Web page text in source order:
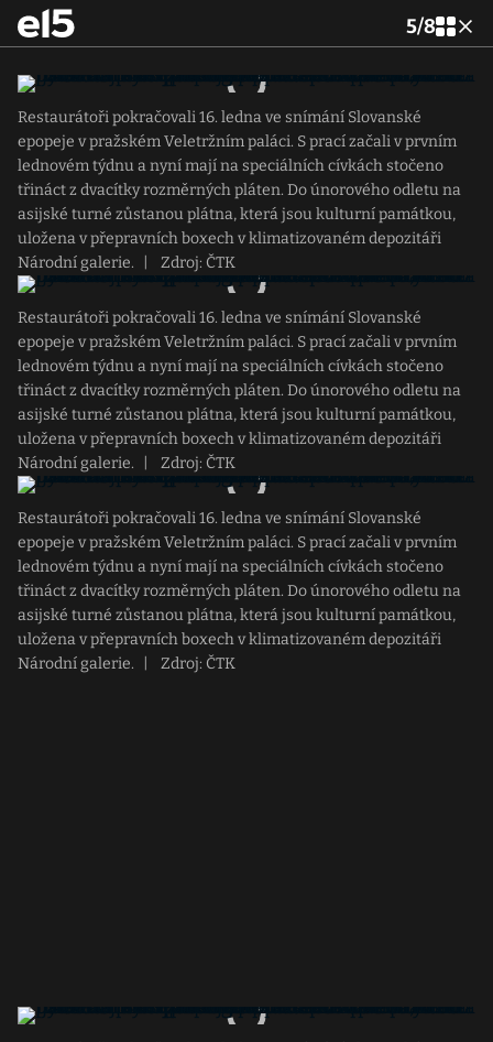
5/8
Restaurátoři pokračovali 16. ledna ve snímání Slovanské
epopeje v pražském Veletržním paláci. S prací začali v prvním
lednovém týdnu a nyní mají na speciálních cívkách stočeno
třináct z dvacítky rozměrných pláten. Do únorového odletu na
asijské turné zůstanou plátna, která jsou kulturní památkou,
uložena v přepravních boxech v klimatizovaném depozitáři
Národní galerie.
Zdroj: ČTK
Restaurátoři pokračovali 16. ledna ve snímání Slovanské
epopeje v pražském Veletržním paláci. S prací začali v prvním
lednovém týdnu a nyní mají na speciálních cívkách stočeno
třináct z dvacítky rozměrných pláten. Do únorového odletu na
asijské turné zůstanou plátna, která jsou kulturní památkou,
uložena v přepravních boxech v klimatizovaném depozitáři
Národní galerie.
Zdroj: ČTK
Restaurátoři pokračovali 16. ledna ve snímání Slovanské
epopeje v pražském Veletržním paláci. S prací začali v prvním
lednovém týdnu a nyní mají na speciálních cívkách stočeno
třináct z dvacítky rozměrných pláten. Do únorového odletu na
asijské turné zůstanou plátna, která jsou kulturní památkou,
uložena v přepravních boxech v klimatizovaném depozitáři
Národní galerie.
Zdroj: ČTK